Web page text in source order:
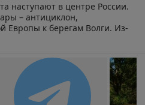
наступают в центре России.
– антициклон,
Европы к берегам Волги. Из-